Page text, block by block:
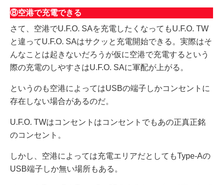
⑧空港で充電できる
さて、空港でU.F.O. SAを充電したくなってもU.F.O. TW
と違ってU.F.O. SAはサクッと充電開始できる。実際はそ
んなことは起きないだろうが仮に空港で充電するという
際の充電のしやすさはU.F.O. SAに軍配が上がる。
というのも空港によってはUSBの端子しかコンセントに
存在しない場合があるのだ。
U.F.O. TWはコンセントはコンセントでもあの正真正銘
のコンセント。
しかし、空港によっては充電エリアだとしてもType-Aの
USB端子しか無い場所もある。